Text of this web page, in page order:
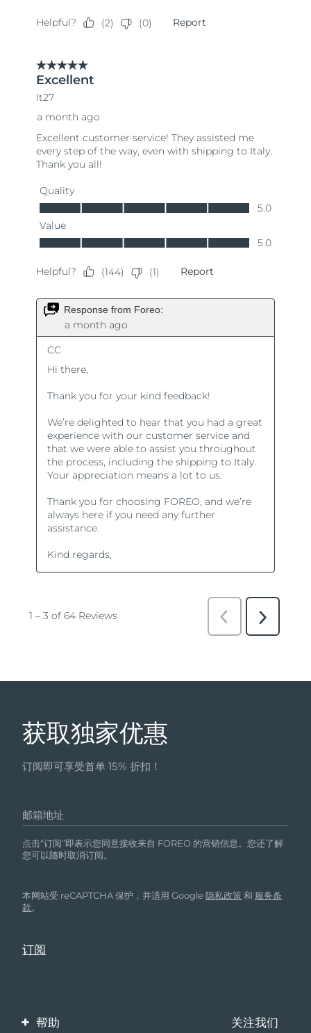
获取独家优惠
订阅即可享受首单 15% 折扣！
邮箱地址
点击“订阅”即表示您同意接收来自 FOREO 的营销信息。您还了解
您可以随时取消订阅。
本网站受 reCAPTCHA 保护，并适用 Google隐私政策 和 服务条
款。
帮助 关注我们